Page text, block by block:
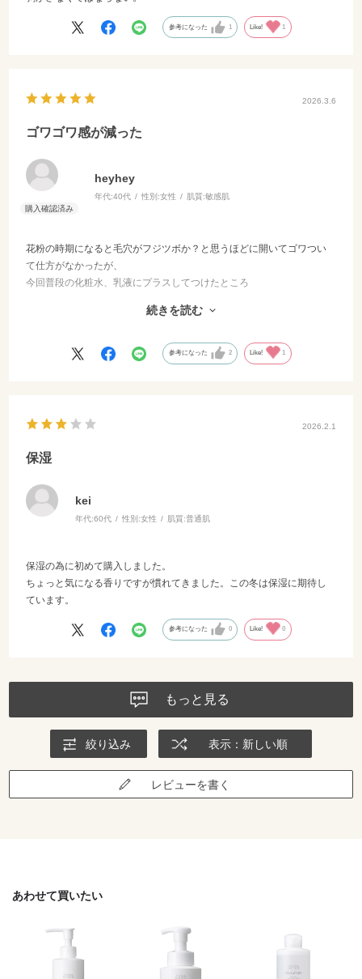
参考になった 1 Like! 1
2026.3.6
ゴワゴワ感が減った
heyhey
年代:40代 性別:女性 肌質:敏感肌
花粉の時期になると毛穴がフジツボか？と思うほどに開いてゴワつい
て仕方がなかったが、
今回普段の化粧水、乳液にプラスしてつけたところ
少し重めのテクスチャーな感じな分
続きを読む
参考になった 2 Like! 1
2026.2.1
保湿
kei
年代:60代 性別:女性 肌質:普通肌
保湿の為に初めて購入しました。
ちょっと気になる香りですが慣れてきました。この冬は保湿に期待し
ています。
参考になった 0 Like! 0
もっと見る
絞り込み 表示：新しい順
レビューを書く
あわせて買いたい